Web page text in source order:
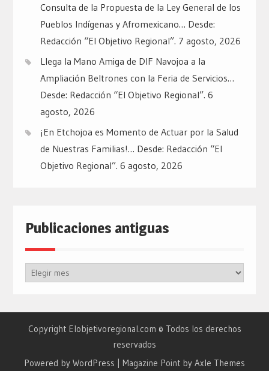
Consulta de la Propuesta de la Ley General de los
Pueblos Indígenas y Afromexicano… Desde:
Redacción “El Objetivo Regional”. 7 agosto, 2026
Llega la Mano Amiga de DIF Navojoa a la
Ampliación Beltrones con la Feria de Servicios…
Desde: Redacción “El Objetivo Regional”. 6
agosto, 2026
¡En Etchojoa es Momento de Actuar por la Salud
de Nuestras Familias!… Desde: Redacción “El
Objetivo Regional”. 6 agosto, 2026
Publicaciones antiguas
Publicaciones
Copyright Elobjetivoregional.com © Todos los derechos
reservados
Powered by WordPress | Magazine Point by Axle Themes